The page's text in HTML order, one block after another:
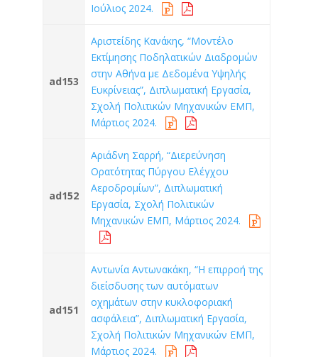
Ιούλιος 2024.
ad153
Αριστείδης Κανάκης, “Μοντέλο
Εκτίμησης Ποδηλατικών Διαδρομών
στην Αθήνα με Δεδομένα Υψηλής
Ευκρίνειας”, Διπλωματική Εργασία,
Σχολή Πολιτικών Μηχανικών ΕΜΠ,
Μάρτιος 2024.
ad152
Αριάδνη Σαρρή, “Διερεύνηση
Ορατότητας Πύργου Ελέγχου
Αεροδρομίων”, Διπλωματική
Εργασία, Σχολή Πολιτικών
Μηχανικών ΕΜΠ, Μάρτιος 2024.
ad151
Αντωνία Αντωνακάκη, “Η επιρροή της
διείσδυσης των αυτόματων
οχημάτων στην κυκλοφοριακή
ασφάλεια”, Διπλωματική Εργασία,
Σχολή Πολιτικών Μηχανικών ΕΜΠ,
Μάρτιος 2024.